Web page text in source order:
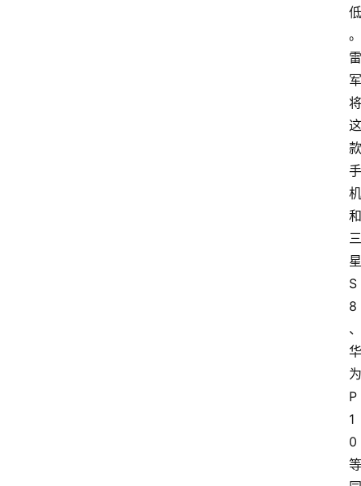
低
。
雷
军
将
这
款
手
机
和
三
星
S
8
、
华
为
P
1
0
等